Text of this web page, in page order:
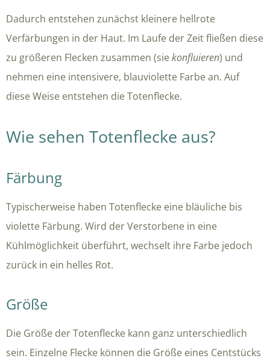
Dadurch entstehen zunächst kleinere hellrote
Verfärbungen in der Haut. Im Laufe der Zeit fließen diese
zu größeren Flecken zusammen (siekonfluieren) und
nehmen eine intensivere, blauviolette Farbe an. Auf
diese Weise entstehen die Totenflecke.
Wie sehen Totenflecke aus?
Färbung
Typischerweise haben Totenflecke eine bläuliche bis
violette Färbung. Wird der Verstorbene in eine
Kühlmöglichkeit überführt, wechselt ihre Farbe jedoch
zurück in ein helles Rot.
Größe
Die Größe der Totenflecke kann ganz unterschiedlich
sein. Einzelne Flecke können die Größe eines Centstücks